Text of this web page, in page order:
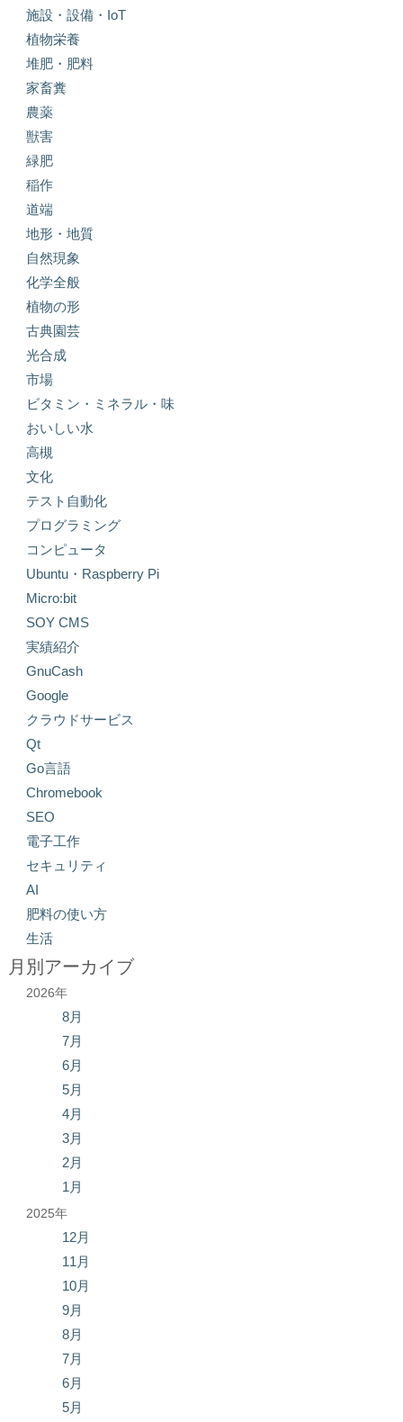
施設・設備・IoT
植物栄養
堆肥・肥料
家畜糞
農薬
獣害
緑肥
稲作
道端
地形・地質
自然現象
化学全般
植物の形
古典園芸
光合成
市場
ビタミン・ミネラル・味
おいしい水
高槻
文化
テスト自動化
プログラミング
コンピュータ
Ubuntu・Raspberry Pi
Micro:bit
SOY CMS
実績紹介
GnuCash
Google
クラウドサービス
Qt
Go言語
Chromebook
SEO
電子工作
セキュリティ
AI
肥料の使い方
生活
月別アーカイブ
2026年
8月
7月
6月
5月
4月
3月
2月
1月
2025年
12月
11月
10月
9月
8月
7月
6月
5月